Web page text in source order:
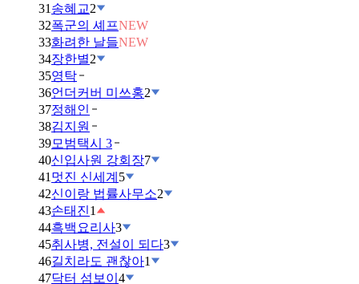
31 송혜교2
32폭군의 셰프NEW
33화려한 날들NEW
34장한별2
35영탁
36언더커버 미쓰홍2
37정해인
38김지원
39모범택시 3
40신입사원 강회장7
41 멋진 신세계 5
42신이랑 법률사무소2
43손태진1
44흑백요리사3
45취사병, 전설이 되다3
46길치라도 괜찮아1
47닥터 섬보이 4